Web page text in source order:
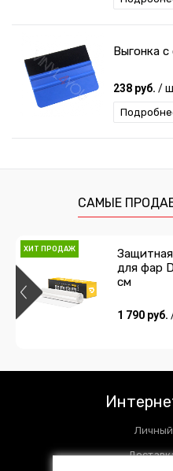
Выгонка
238 руб. /
259 руб./
Нож с
238 руб./
1 485 руб./
САМЫЕ
ХИТ ПРОДАЖ
для фар
см
1 790 руб.